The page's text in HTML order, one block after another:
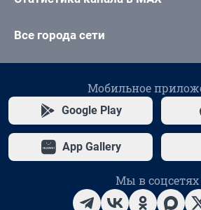
Все города сети
Мобильное
Google Play
App Gallery
Мы в соцсетях